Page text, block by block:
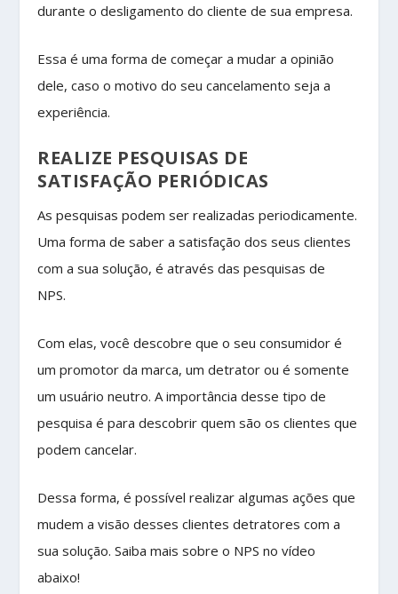
durante o desligamento do cliente de sua empresa.
Essa é uma forma de começar a mudar a opinião
dele, caso o motivo do seu cancelamento seja a
experiência.
REALIZE PESQUISAS DE
SATISFAÇÃO PERIÓDICAS
As pesquisas podem ser realizadas periodicamente.
Uma forma de saber a satisfação dos seus clientes
com a sua solução, é através das pesquisas de
NPS.
Com elas, você descobre que o seu consumidor é
um promotor da marca, um detrator ou é somente
um usuário neutro. A importância desse tipo de
pesquisa é para descobrir quem são os clientes que
podem cancelar.
Dessa forma, é possível realizar algumas ações que
mudem a visão desses clientes detratores com a
sua solução. Saiba mais sobre o NPS no vídeo
abaixo!